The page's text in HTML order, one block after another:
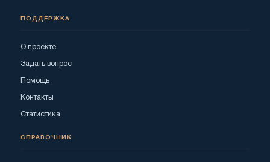
ПОДДЕРЖКА
О проекте
Задать вопрос
Помощь
Контакты
Статистика
СПРАВОЧНИК